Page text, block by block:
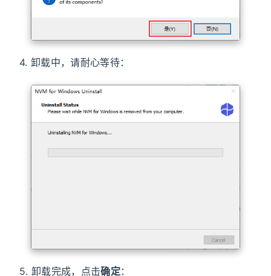
4. 卸载中，请耐心等待：
5. 卸载完成，点击确定：